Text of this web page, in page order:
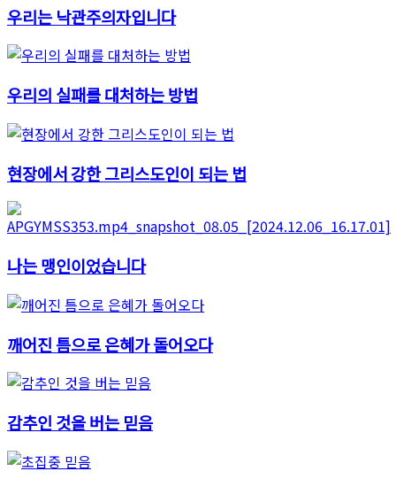
우리는 낙관주의자입니다
우리의 실패를 대처하는 방법
현장에서 강한 그리스도인이 되는 법
나는 맹인이었습니다
깨어진 틈으로 은혜가 돌어오다
감추인 것을 버는 믿음